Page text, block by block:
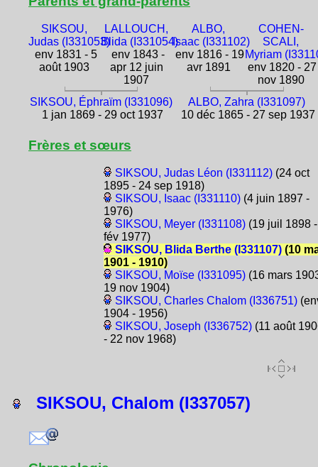
SIKSOU,
Judas (I331053)
env 1831 - 5
août 1903
LALLOUCH,
Blida (I331054)
env 1843 -
apr 12 juin
1907
ALBO,
Isaac (I331102)
env 1816 - 19
avr 1891
COHEN-
SCALI,
Myriam
env 1820 - 27
nov 1890
SIKSOU, Éphraïm (I331096)
1 jan 1869 - 29 oct 1937
ALBO, Zahra (I331097)
10 déc 1865 - 27 sep 1937
Frères et sœurs
SIKSOU, Judas Léon (I331112)(24 oct
1895 - 24 sep 1918)
SIKSOU, Isaac (I331110)(4 juin 1897 -
1976)
SIKSOU, Meyer (I331108)(19 juil 1898
fév 1977)
SIKSOU, Blida Berthe (I331107)(10
1901 - 1910)
SIKSOU, Moïse (I331095)(16 mars
19 nov 1904)
SIKSOU, Charles Chalom (I336751)
1904 - 1956)
SIKSOU, Joseph (I336752)(11 août
- 22 nov 1968)
SIKSOU, Chalom (I337057)